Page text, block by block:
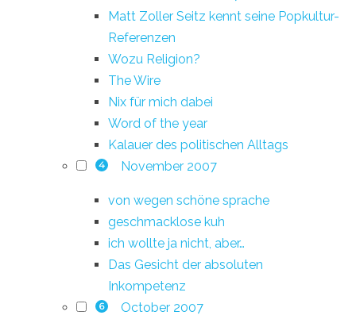
Matt Zoller Seitz kennt seine Popkultur-
Referenzen
Wozu Religion?
The Wire
Nix für mich dabei
Word of the year
Kalauer des politischen Alltags
4 November 2007
von wegen schöne sprache
geschmacklose kuh
ich wollte ja nicht, aber…
Das Gesicht der absoluten
Inkompetenz
6 October 2007